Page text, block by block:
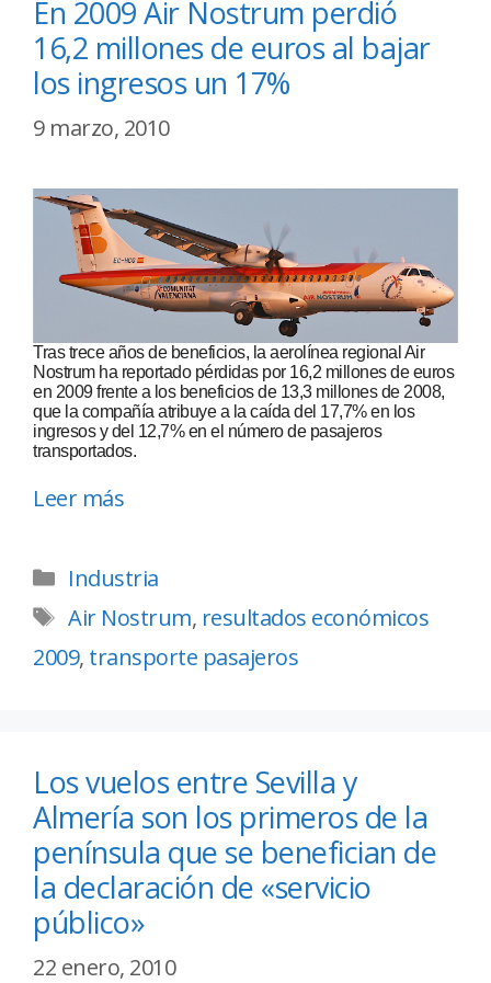
En 2009 Air Nostrum perdió
16,2 millones de euros al bajar
los ingresos un 17%
9 marzo, 2010
Tras trece años de beneficios, la aerolínea regional Air
Nostrum ha reportado pérdidas por 16,2 millones de euros
en 2009 frente a los beneficios de 13,3 millones de 2008,
que la compañía atribuye a la caída del 17,7% en los
ingresos y del 12,7% en el número de pasajeros
transportados.
Leer más
Industria
Air Nostrum, resultados económicos
2009, transporte pasajeros
Los vuelos entre Sevilla y
Almería son los primeros de la
península que se benefician de
la declaración de «servicio
público»
22 enero, 2010